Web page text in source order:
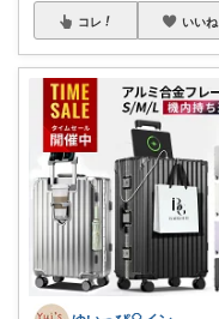
コレ いいね